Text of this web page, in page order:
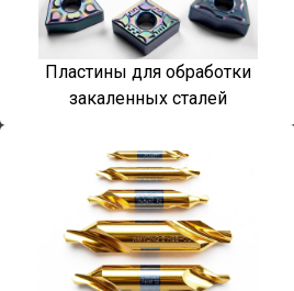
Пластины для обработки
закаленных сталей